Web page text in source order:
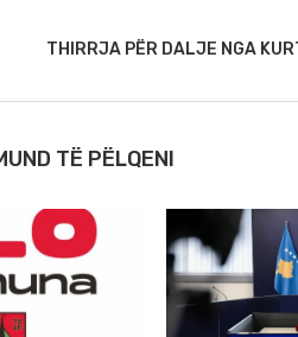
THIRRJA PËR DALJE NGA
TË PËLQENI